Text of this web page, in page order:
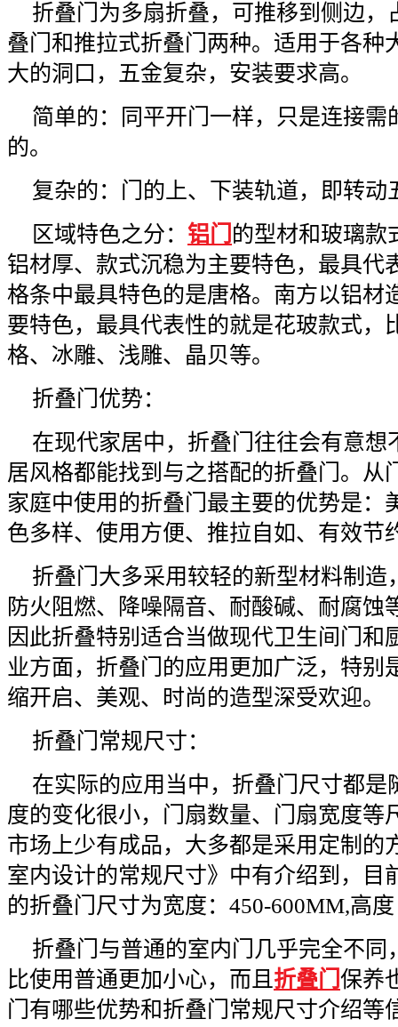
折叠门为多扇折叠，可推移到侧边，
叠门和推拉式折叠门两种。适用于各种
大的洞口，五金复杂，安装要求高。
简单的：同平开门一样，只是连接需
的。
复杂的：门的上、下装轨道，即转动
区域特色之分： 铝门 的型材和玻璃款
铝材厚、款式沉稳为主要特色，最具代
格条中最具特色的是唐格。南方以铝材
要特色，最具代表性的就是花玻款式，
格、冰雕、浅雕、晶贝等。
折叠门优势：
在现代家居中，折叠门往往会有意想
居风格都能找到与之搭配的折叠门。从
家庭中使用的折叠门最主要的优势是：
色多样、使用方便、推拉自如、有效节
折叠门大多采用较轻的新型材料制造
防火阻燃、降噪隔音、耐酸碱、耐腐蚀
因此折叠特别适合当做现代卫生间门和
业方面，折叠门的应用更加广泛，特别
缩开启、美观、时尚的造型深受欢迎。
折叠门常规尺寸：
在实际的应用当中，折叠门尺寸都是
度的变化很小，门扇数量、门扇宽度等
市场上少有成品，大多都是采用定制的
室内设计的常规尺寸》中有介绍到，目
的折叠门尺寸为宽度：450-600MM,高
折叠门与普通的室内门几乎完全不同
比使用普通更加小心，而且 折叠门 保养
门有哪些优势和折叠门常规尺寸介绍等